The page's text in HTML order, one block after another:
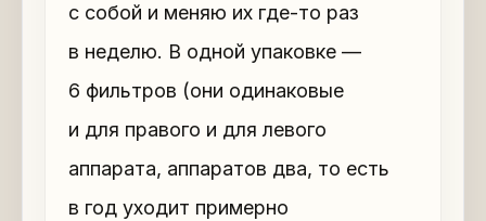
с собой и меняю их где-то раз
в неделю. В одной упаковке —
6 фильтров (они одинаковые
и для правого и для левого
аппарата, аппаратов два, то есть
в год уходит примерно